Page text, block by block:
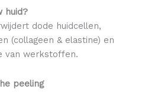
huid?
dode huidcellen,
(collageen & elastine) en
van werkstoffen.
peeling